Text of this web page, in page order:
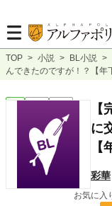
TOP > 小説 > BL小説 >
んできたのですが！？【年
BL 完結 短編
に
【
彩華
お気に入